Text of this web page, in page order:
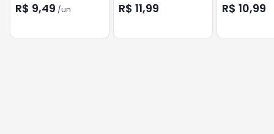
R$ 9,49 /un R$ 11,99 R$ 10,99